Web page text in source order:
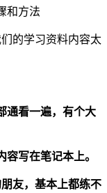
的学习资料内容太
通看一遍，有个大
写在笔记本上。
友，基本上都练不